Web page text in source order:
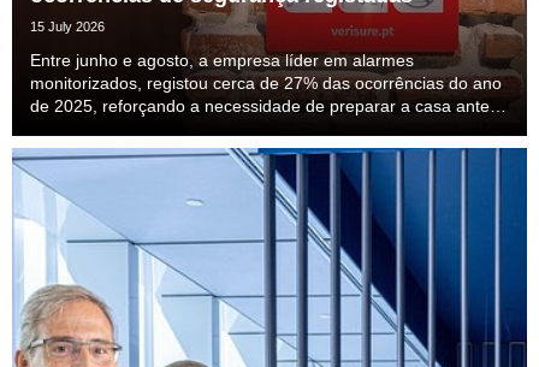
15 July 2026
Entre junho e agosto, a empresa líder em alarmes
monitorizados, registou cerca de 27% das ocorrências do ano
de 2025, reforçando a necessidade de preparar a casa antes